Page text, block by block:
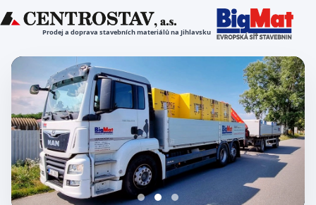
Prodej a doprava stavebních materiálů na Jihlavsku